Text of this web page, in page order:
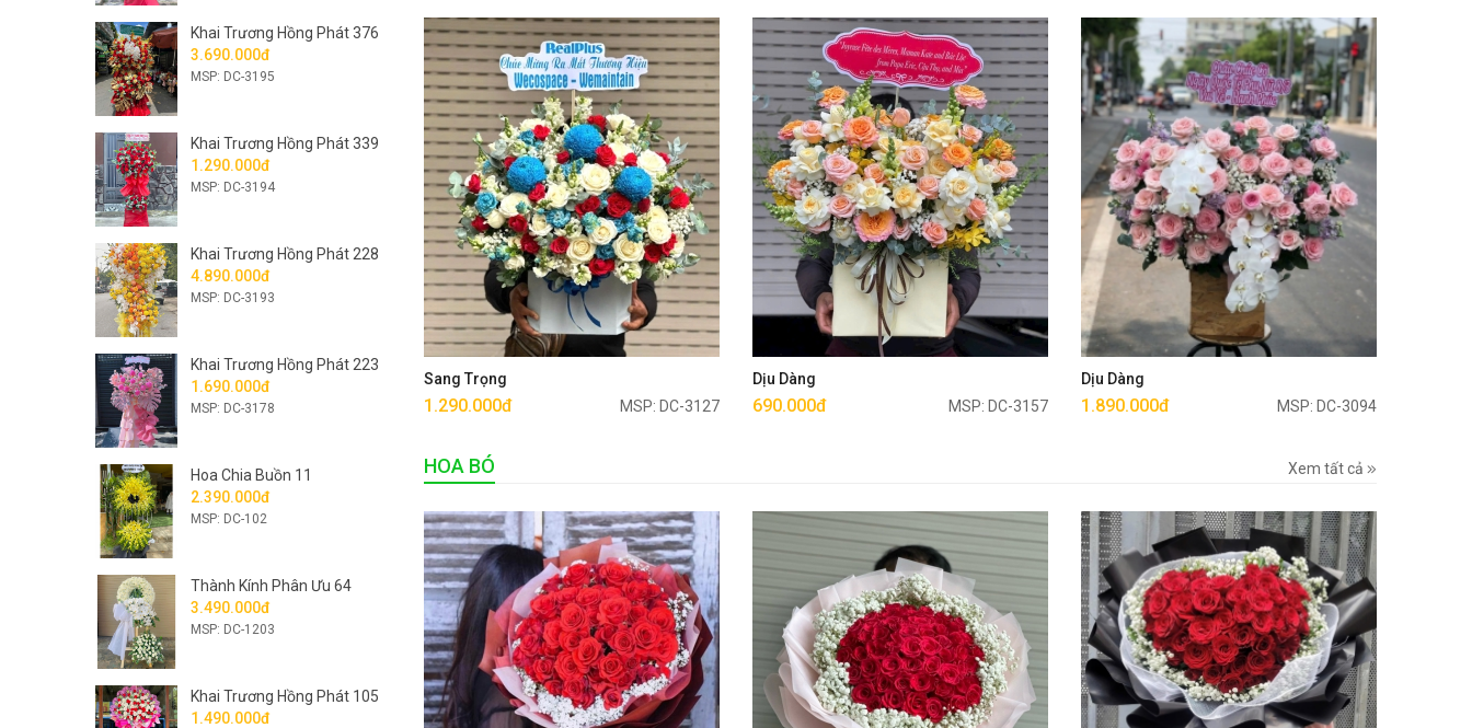
Sang Trọng
1.290.000đ MSP: DC-3127
Mua ngay
Dịu Dàng
690.000đ MSP: DC-3157
Mua ngay
Dịu Dàng
1.890.000đ MSP: DC-3094
Mua ngay
HOA BÓ Xem tất cả
Khai Trương Hồng Phát 376
3.690.000đ
MSP: DC-3195
Khai Trương Hồng Phát 339
1.290.000đ
MSP: DC-3194
Khai Trương Hồng Phát 228
4.890.000đ
MSP: DC-3193
Khai Trương Hồng Phát 223
1.690.000đ
MSP: DC-3178
Hoa Chia Buồn 11
2.390.000đ
MSP: DC-102
Thành Kính Phân Ưu 64
3.490.000đ
MSP: DC-1203
Khai Trương Hồng Phát 105
1.490.000đ